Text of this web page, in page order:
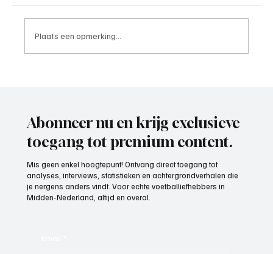
Plaats een opmerking...
Abonneer nu en krijg exclusieve
toegang tot premium content.
Mis geen enkel hoogtepunt! Ontvang direct toegang tot
analyses, interviews, statistieken en achtergrondverhalen die
je nergens anders vindt. Voor echte voetballiefhebbers in
Midden-Nederland, altijd en overal.